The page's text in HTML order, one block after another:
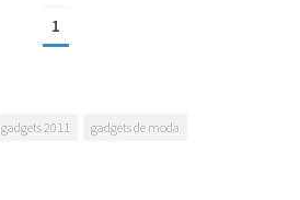
1
gadgets 2011
gadgets de moda